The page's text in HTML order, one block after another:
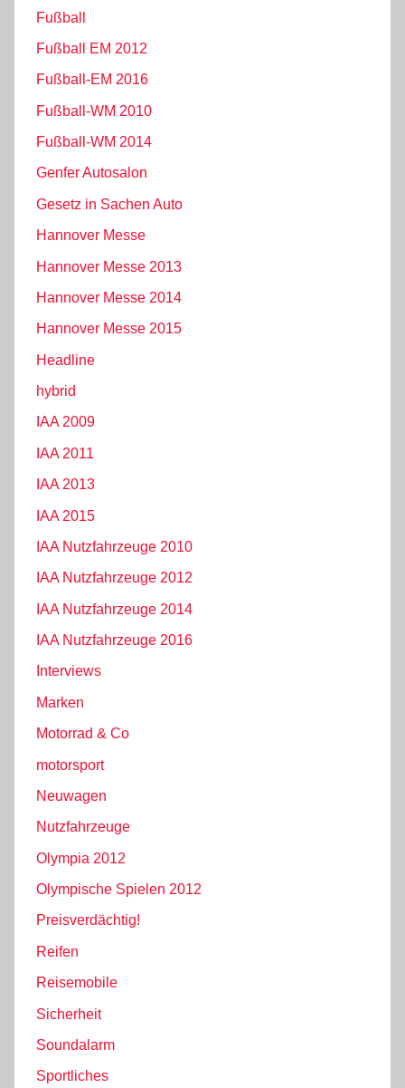
Fußball
Fußball EM 2012
Fußball-EM 2016
Fußball-WM 2010
Fußball-WM 2014
Genfer Autosalon
Gesetz in Sachen Auto
Hannover Messe
Hannover Messe 2013
Hannover Messe 2014
Hannover Messe 2015
Headline
hybrid
IAA 2009
IAA 2011
IAA 2013
IAA 2015
IAA Nutzfahrzeuge 2010
IAA Nutzfahrzeuge 2012
IAA Nutzfahrzeuge 2014
IAA Nutzfahrzeuge 2016
Interviews
Marken
Motorrad & Co
motorsport
Neuwagen
Nutzfahrzeuge
Olympia 2012
Olympische Spielen 2012
Preisverdächtig!
Reifen
Reisemobile
Sicherheit
Soundalarm
Sportliches